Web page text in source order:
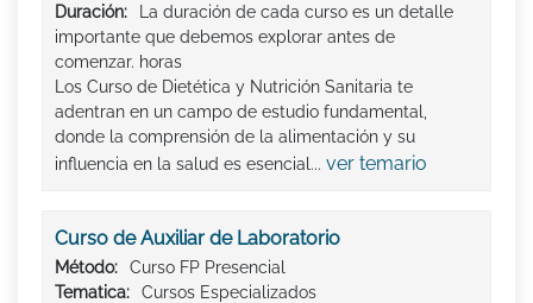
Duración:
La duración de cada curso es un detalle
importante que debemos explorar antes de
comenzar. horas
Los Curso de Dietética y Nutrición Sanitaria te
adentran en un campo de estudio fundamental,
donde la comprensión de la alimentación y su
influencia en la salud es esencial... ver temario
Curso de Auxiliar de Laboratorio
Método:
Curso FP Presencial
Tematica:
Cursos Especializados